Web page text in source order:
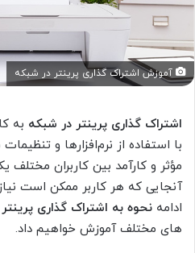
آموزش اشتراک گذاری پرینتر در شبکه
اشتراک گذاری پرینتر در شبکه به
با استفاده از نرم‌افزارها و
مؤثر و کارآمد بین کاربران مختلف
آنجایی که هر کاربر ممکن است
ادامه نحوه به اشتراک گذاری
های مختلف آموزش خواهیم داد.